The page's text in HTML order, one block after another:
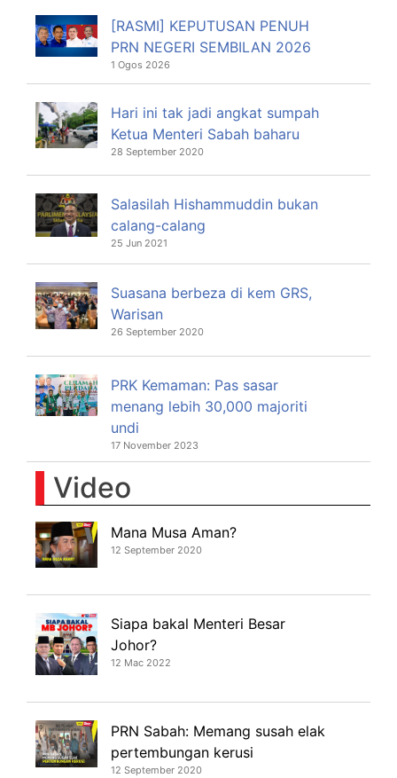
[RASMI] KEPUTUSAN PENUH
PRN NEGERI SEMBILAN 2026
1 Ogos 2026
Hari ini tak jadi angkat sumpah
Ketua Menteri Sabah baharu
28 September 2020
Salasilah Hishammuddin bukan
calang-calang
25 Jun 2021
Suasana berbeza di kem GRS,
Warisan
26 September 2020
PRK Kemaman: Pas sasar
menang lebih 30,000 majoriti
undi
17 November 2023
Video
Mana Musa Aman?
12 September 2020
Siapa bakal Menteri Besar
Johor?
12 Mac 2022
PRN Sabah: Memang susah elak
pertembungan kerusi
12 September 2020